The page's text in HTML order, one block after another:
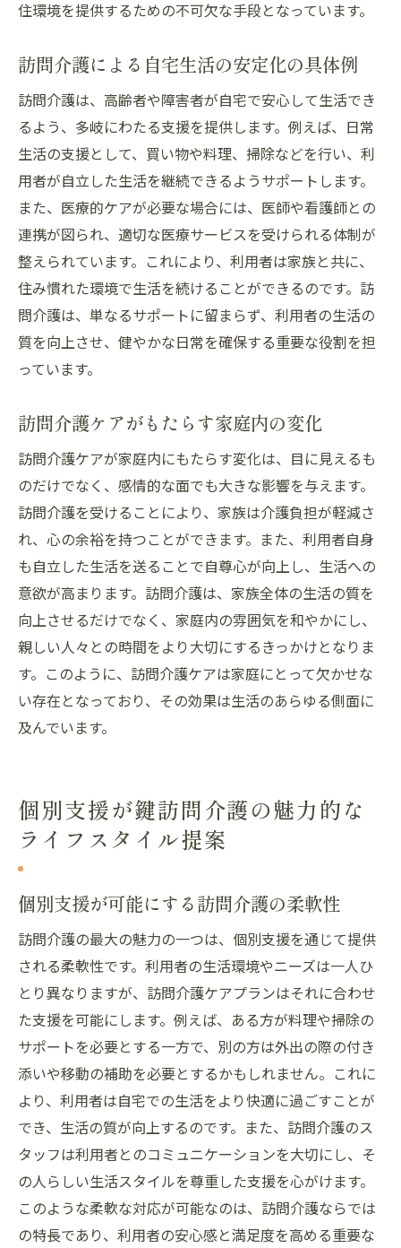
訪問介護ケアプランが生活の質を向上させる理
訪問介護ケアプランが生む生活の質向上の
秘訣
生活の質を高める訪問介護ケアの具体的効
果
訪問介護で実現する充実した日常生活
ケアプランによる生活の質向上の具体例
訪問介護の質がもたらす生活の変化
訪問介護ケアプランによる日常生活の改善
住環境を提供するための不可欠な手段となっています。
訪問介護による自宅生活の安定化の具体例
訪問介護は、高齢者や障害者が自宅で安心して生活でき
るよう、多岐にわたる支援を提供します。例えば、日常
生活の支援として、買い物や料理、掃除などを行い、利
用者が自立した生活を継続できるようサポートします。
また、医療的ケアが必要な場合には、医師や看護師との
連携が図られ、適切な医療サービスを受けられる体制が
整えられています。これにより、利用者は家族と共に、
住み慣れた環境で生活を続けることができるのです。訪
問介護は、単なるサポートに留まらず、利用者の生活の
質を向上させ、健やかな日常を確保する重要な役割を担
っています。
訪問介護ケアがもたらす家庭内の変化
訪問介護ケアが家庭内にもたらす変化は、目に見えるも
のだけでなく、感情的な面でも大きな影響を与えます。
訪問介護を受けることにより、家族は介護負担が軽減さ
れ、心の余裕を持つことができます。また、利用者自身
も自立した生活を送ることで自尊心が向上し、生活への
意欲が高まります。訪問介護は、家族全体の生活の質を
向上させるだけでなく、家庭内の雰囲気を和やかにし、
親しい人々との時間をより大切にするきっかけとなりま
す。このように、訪問介護ケアは家庭にとって欠かせな
い存在となっており、その効果は生活のあらゆる側面に
及んでいます。
個別支援が鍵訪問介護の魅力的な
ライフスタイル提案
個別支援が可能にする訪問介護の柔軟性
訪問介護の最大の魅力の一つは、個別支援を通じて提供
される柔軟性です。利用者の生活環境やニーズは一人ひ
とり異なりますが、訪問介護ケアプランはそれに合わせ
た支援を可能にします。例えば、ある方が料理や掃除の
サポートを必要とする一方で、別の方は外出の際の付き
添いや移動の補助を必要とするかもしれません。これに
より、利用者は自宅での生活をより快適に過ごすことが
でき、生活の質が向上するのです。また、訪問介護のス
タッフは利用者とのコミュニケーションを大切にし、そ
の人らしい生活スタイルを尊重した支援を心がけます。
このような柔軟な対応が可能なのは、訪問介護ならでは
の特長であり、利用者の安心感と満足度を高める重要な